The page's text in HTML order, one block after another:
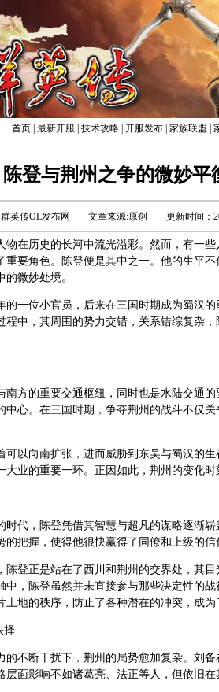
首页 最新开服 技术攻略 开服发布 家族联盟
陈登与荆州之争的微妙平
英传OL发布网 文章来源:原创 更新时间：
在历史的长河中流光溢彩。然而，有一些
重要角色。陈登便是其中之一。他的生平
微妙处境。
位小官员，后来在三国时期成为蜀汉的
程中，其周围的势力交错，关系错综复杂
方的重要交通枢纽，同时也是水陆交通的
中心。在三国时期，争夺荆州的战斗不仅
向南扩张，进而威胁到东吴与蜀汉的生
业的重要一环。正因如此，荆州的变化时
代，陈登凭借其智慧与超凡的谋略逐渐崭
把握，使得他很快赢得了同僚和上级的信
正是站在了西川和荆州的交界处，其目
中，陈登虽然并未直接参与那些决定性的
地的秩序，防止了各种潛在的冲突，成为
择
不断干扰下，荆州的局势愈加复杂。刘备
面影响不如诸葛亮、法正等人，但依旧在